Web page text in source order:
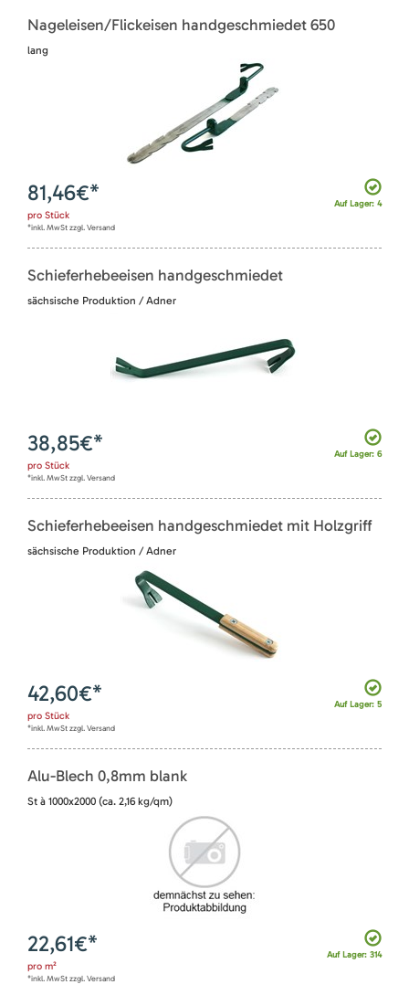
Nageleisen/Flickeisen handgeschmiedet 650
lang
Auf Lager: 4
81,46€*
pro Stück
*inkl. MwSt zzgl. Versand
Schieferhebeeisen handgeschmiedet
sächsische Produktion / Adner
Auf Lager: 6
38,85€*
pro Stück
*inkl. MwSt zzgl. Versand
Schieferhebeeisen handgeschmiedet mit Holzgriff
sächsische Produktion / Adner
Auf Lager: 5
42,60€*
pro Stück
*inkl. MwSt zzgl. Versand
Alu-Blech 0,8mm blank
St à 1000x2000 (ca. 2,16 kg/qm)
Auf Lager: 314
22,61€*
pro m²
*inkl. MwSt zzgl. Versand